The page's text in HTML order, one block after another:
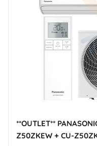
**OUTLET**
Z50ZKEW + CU-